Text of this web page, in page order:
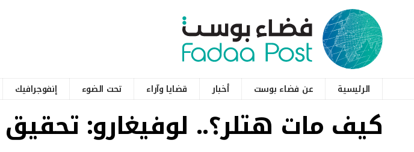
الرئيسية عن فضاء بوست أخبار قضايا وآراء تحت الضوء إنفوجرافيك
كيف مات هتلر؟.. لوفيغارو: